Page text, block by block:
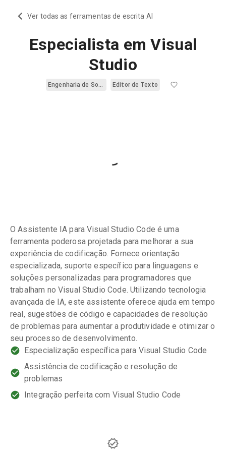
Ver todas as ferramentas de escrita AI
Especialista em Visual
Studio
Engenharia de Software Editor de Texto
O Assistente IA para Visual Studio Code é uma
ferramenta poderosa projetada para melhorar a sua
experiência de codificação. Fornece orientação
especializada, suporte específico para linguagens e
soluções personalizadas para programadores que
trabalham no Visual Studio Code. Utilizando tecnologia
avançada de IA, este assistente oferece ajuda em tempo
real, sugestões de código e capacidades de resolução
de problemas para aumentar a produtividade e otimizar o
seu processo de desenvolvimento.
Especialização específica para Visual Studio Code
Assistência de codificação e resolução de
problemas
Integração perfeita com Visual Studio Code